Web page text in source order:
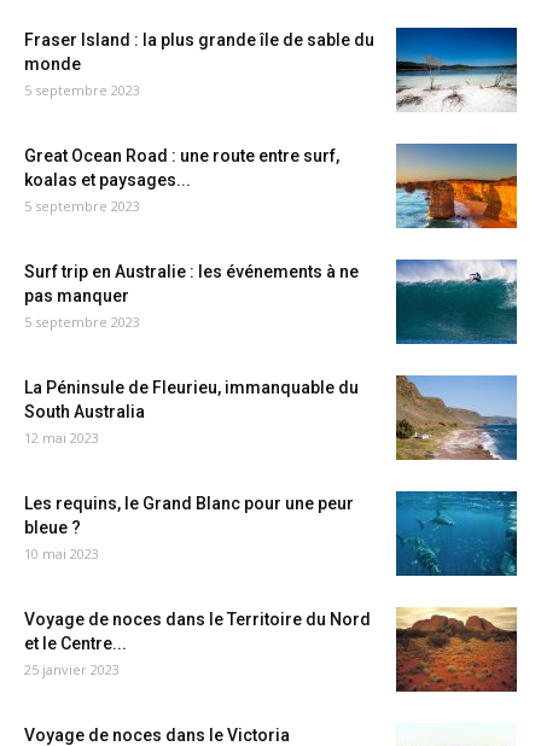
Fraser Island : la plus grande île de sable du
monde
5 septembre 2023
Great Ocean Road : une route entre surf,
koalas et paysages...
5 septembre 2023
Surf trip en Australie : les événements à ne
pas manquer
5 septembre 2023
La Péninsule de Fleurieu, immanquable du
South Australia
12 mai 2023
Les requins, le Grand Blanc pour une peur
bleue ?
10 mai 2023
Voyage de noces dans le Territoire du Nord
et le Centre...
25 janvier 2023
Voyage de noces dans le Victoria